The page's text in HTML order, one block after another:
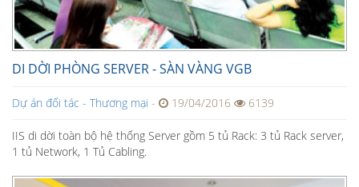
DI DỜI PHÒNG SERVER - SÀN VÀNG VGB
Dự án đối tác - Thương mại - 19/04/2016 6139
IIS di dời toàn bộ hệ thống Server gồm 5 tủ Rack: 3 tủ Rack server,
1 tủ Network, 1 Tủ Cabling.